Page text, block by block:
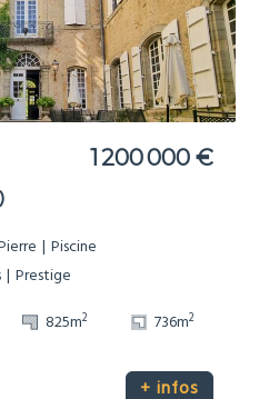
1 200 000 €
Piscine
Prestige
825m2 736m2
+ infos